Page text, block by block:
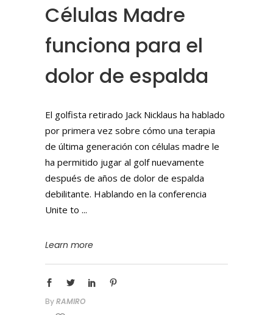
Células Madre
funciona para el
dolor de espalda
El golfista retirado Jack Nicklaus ha hablado
por primera vez sobre cómo una terapia
de última generación con células madre le
ha permitido jugar al golf nuevamente
después de años de dolor de espalda
debilitante. Hablando en la conferencia
Unite to
Learn more
ByRAMIRO